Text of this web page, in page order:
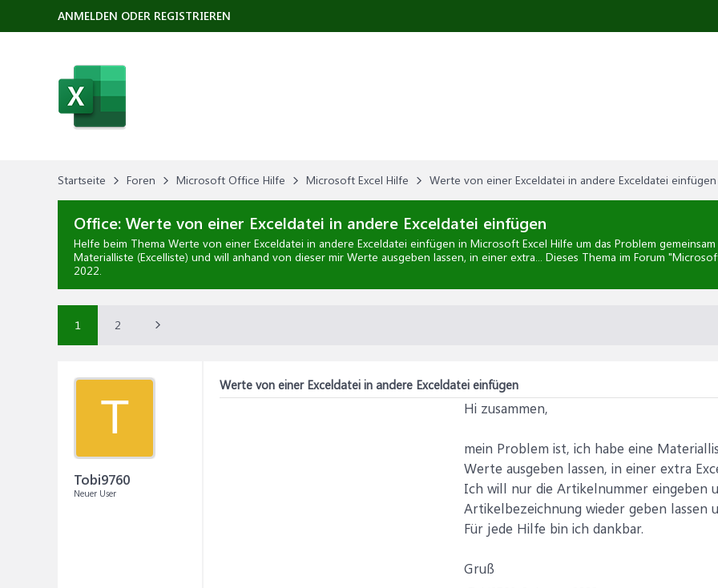
Startseite Foren Microsoft Office Hilfe Microsoft Excel Hilfe Werte von einer Exceldatei in andere Exceldatei einfügen
Office:Werte von einer Exceldatei in andere Exceldatei einfügen
Helfe beim Thema Werte von einer Exceldatei in andere Exceldatei einfügen in Microsoft Excel Hilfe um das Problem
Materialliste (Excelliste) und will anhand von dieser mir Werte ausgeben lassen, in einer extra... Dieses Thema im Forum "
2022.
1 2
T
Tobi9760
Neuer User
Werte von einer Exceldatei in andere Exceldatei einfügen
Hi zusammen,
mein Problem ist, ich habe eine
Werte ausgeben lassen, in einer extra
Ich will nur die Artikelnummer eingeben
Artikelbezeichnung wieder geben lassen
Für jede Hilfe bin ich dankbar.
Gruß
ANMELDEN ODER REGISTRIEREN